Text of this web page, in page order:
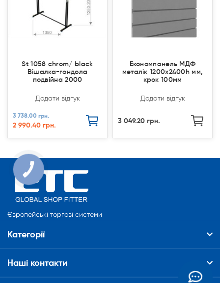
St 1058 chrom/ black
Вішалка-гондола
подвійна 2000
Додати відгук
3 738.00 грн.
2 990.40 грн.
Економпанель МДФ
металік 1200х2400h мм,
крок 100мм
Додати відгук
3 049.20 грн.
Європейські торгові системи
Категорії
Наші контакти
КНОПКА
СВЯЗИ